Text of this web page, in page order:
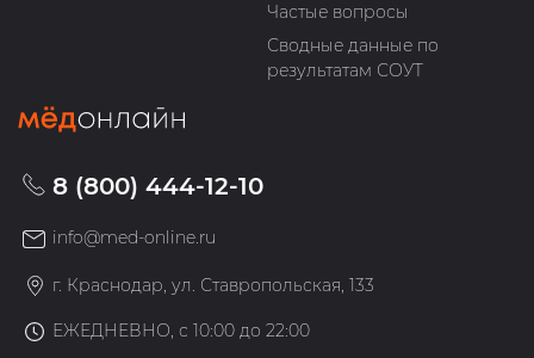
Частые вопросы
Сводные данные по
результатам СОУТ
8 (800) 444-12-10
info@med-online.ru
г. Краснодар, ул. Ставропольская, 133
ЕЖЕДНЕВНО, с 10:00 до 22:00